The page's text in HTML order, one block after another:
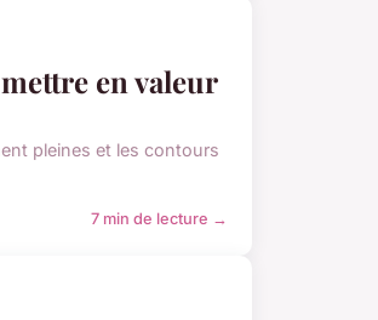
en valeur
pleines et les contours
7 min de lecture →